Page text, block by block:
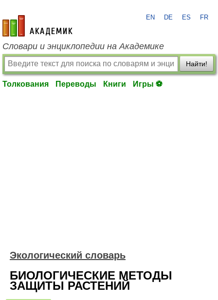
academic.ru
EN DE ES FR
Словари и энциклопедии на Академике
Найти!
Толкования Переводы Книги Игры ⚽
Экологический словарь
БИОЛОГИЧЕСКИЕ МЕТОДЫ
ЗАЩИТЫ РАСТЕНИЙ